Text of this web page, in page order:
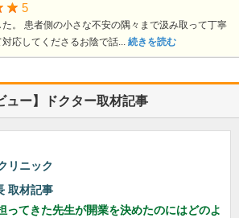
5
。 患者側の小さな不安の隅々まで汲み取って丁寧
応してくださるお陰で話... 続きを読む
ュー】ドクター取材記事
リニック
取材記事
ってきた先生が開業を決めたのにはどのよ